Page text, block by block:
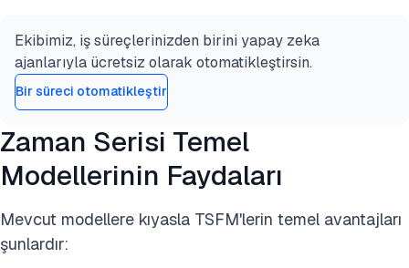
Ekibimiz, iş süreçlerinizden birini yapay zeka
ajanlarıyla ücretsiz olarak otomatikleştirsin.
Bir süreci otomatikleştir
Zaman Serisi Temel
Modellerinin Faydaları
Mevcut modellere kıyasla TSFM'lerin temel avantajları
şunlardır: